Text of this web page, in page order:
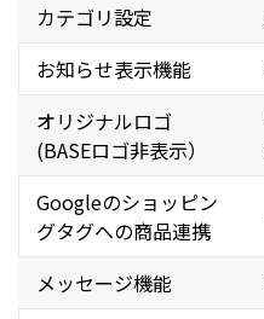
カテゴリ設定
お知らせ表示機能
オリジナルロゴ
(BASEロゴ非表示）
Googleのショッピン
グタグへの商品連携
メッセージ機能